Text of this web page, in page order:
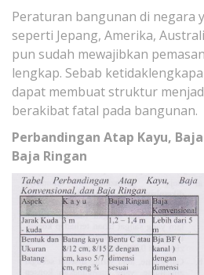
Peraturan bangunan di negara
seperti Jepang, Amerika,
pun sudah mewajibkan
lengkap. Sebab
dapat membuat struktur
berakibat fatal pada bangunan.
Perbandingan Atap Kayu,
Baja Ringan